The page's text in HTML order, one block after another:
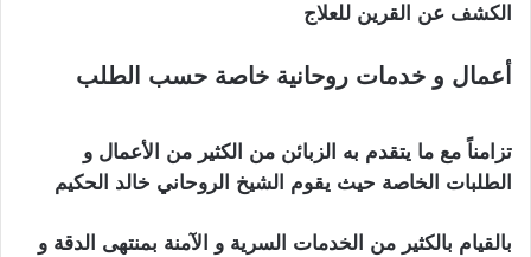
الكشف عن القرين للعلاج
أعمال و خدمات روحانية خاصة حسب الطلب
تزامناً مع ما يتقدم به الزبائن من الكثير من الأعمال و
الطلبات الخاصة حيث يقوم الشيخ الروحاني خالد الحكيم
بالقيام بالكثير من الخدمات السرية و الآمنة بمنتهى الدقة و